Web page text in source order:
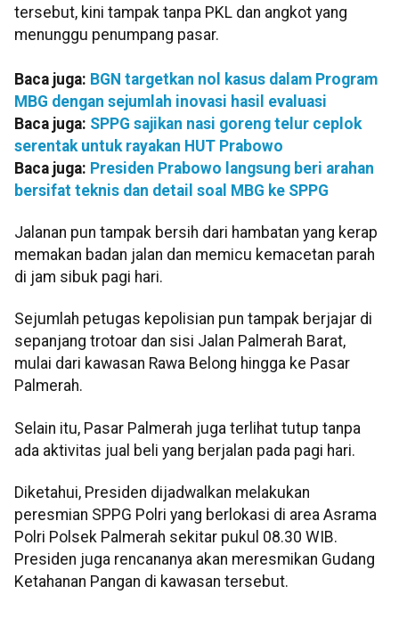
tersebut, kini tampak tanpa PKL dan angkot yang
menunggu penumpang pasar.
Baca juga: BGN targetkan nol kasus dalam Program
MBG dengan sejumlah inovasi hasil evaluasi
Baca juga: SPPG sajikan nasi goreng telur ceplok
serentak untuk rayakan HUT Prabowo
Baca juga: Presiden Prabowo langsung beri arahan
bersifat teknis dan detail soal MBG ke SPPG
Jalanan pun tampak bersih dari hambatan yang kerap
memakan badan jalan dan memicu kemacetan parah
di jam sibuk pagi hari.
Sejumlah petugas kepolisian pun tampak berjajar di
sepanjang trotoar dan sisi Jalan Palmerah Barat,
mulai dari kawasan Rawa Belong hingga ke Pasar
Palmerah.
Selain itu, Pasar Palmerah juga terlihat tutup tanpa
ada aktivitas jual beli yang berjalan pada pagi hari.
Diketahui, Presiden dijadwalkan melakukan
peresmian SPPG Polri yang berlokasi di area Asrama
Polri Polsek Palmerah sekitar pukul 08.30 WIB.
Presiden juga rencananya akan meresmikan Gudang
Ketahanan Pangan di kawasan tersebut.